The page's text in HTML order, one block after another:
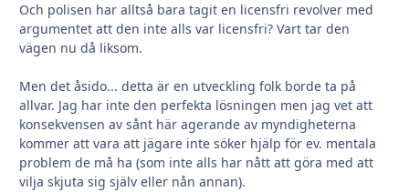
Och polisen har alltså bara tagit en licensfri revolver med
argumentet att den inte alls var licensfri? Vart tar den
vägen nu då liksom.
Men det åsido... detta är en utveckling folk borde ta på
allvar. Jag har inte den perfekta lösningen men jag vet att
konsekvensen av sånt här agerande av myndigheterna
kommer att vara att jägare inte söker hjälp för ev. mentala
problem de må ha (som inte alls har nått att göra med att
vilja skjuta sig själv eller nån annan).